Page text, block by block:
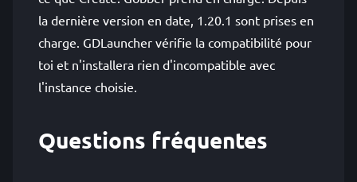
la dernière version en date, 1.20.1 sont prises en
charge. GDLauncher vérifie la compatibilité pour
toi et n'installera rien d'incompatible avec
l'instance choisie.
Questions fréquentes